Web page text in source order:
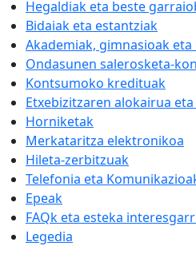
Hegaldiak eta beste
Bidaiak eta estantziak
Akademiak, gimnasioak
Ondasunen salerosketa-
Kontsumoko kredituak
Etxebizitzaren alokairua
Horniketak
Merkataritza elektronikoa
Hileta-zerbitzuak
Telefonia eta
Epeak
FAQk eta esteka
Legedia